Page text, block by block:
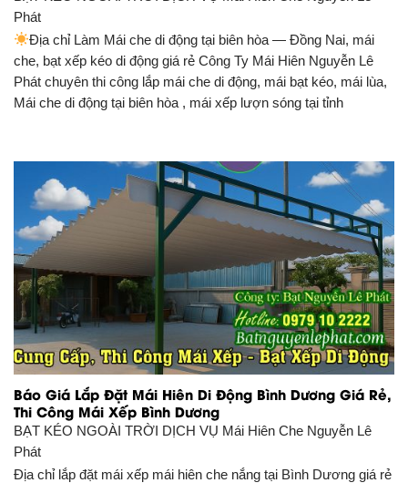
Phát
Địa chỉ Làm Mái che di động tại biên hòa — Đồng Nai, mái
che, bạt xếp kéo di động giá rẻ Công Ty Mái Hiên Nguyễn Lê
Phát chuyên thi công lắp mái che di động, mái bạt kéo, mái lùa,
Mái che di động tại biên hòa , mái xếp lượn sóng tại tỉnh
Báo Giá Lắp Đặt Mái Hiên Di Động Bình Dương Giá Rẻ,
Thi Công Mái Xếp Bình Dương
BẠT KÉO NGOÀI TRỜI DỊCH VỤ Mái Hiên Che Nguyễn Lê
Phát
Địa chỉ lắp đặt mái xếp mái hiên che nắng tại Bình Dương giá rẻ